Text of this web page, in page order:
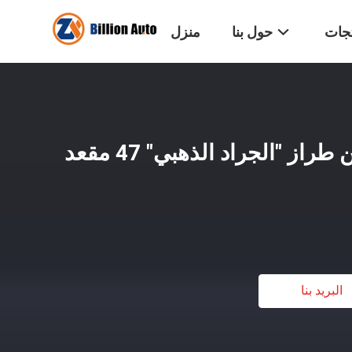
منزل حول بنا
الحافلة المستخدمة من طراز "الجراد الذهبي" 47 مقعد
البريد بنا